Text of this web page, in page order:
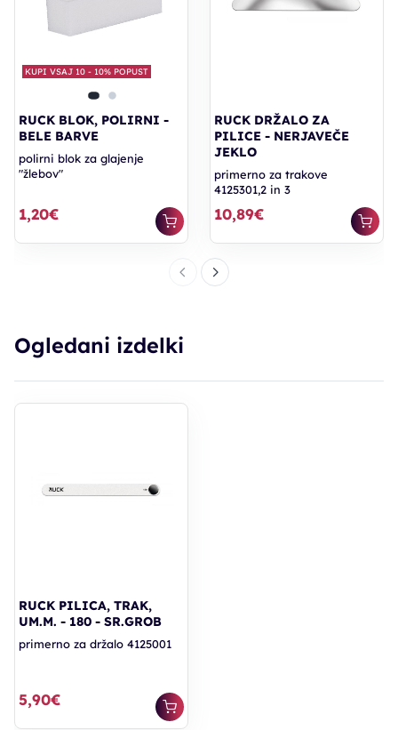
KUPI VSAJ 10 - 10% POPUST
RUCK BLOK, POLIRNI -
BELE BARVE
polirni blok za glajenje
"žlebov"
1,20€
RUCK DRŽALO ZA
PILICE - NERJAVEČE
JEKLO
primerno za trakove
4125301,2 in 3
10,89€
Ogledani izdelki
RUCK PILICA, TRAK,
UM.M. - 180 - SR.GROB
primerno za držalo 4125001
5,90€